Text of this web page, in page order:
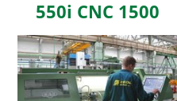
550i CNC 1500